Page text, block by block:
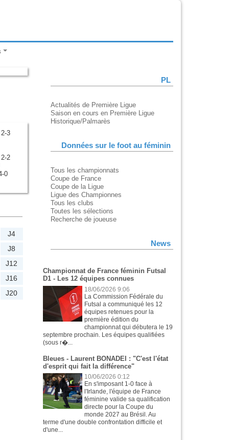
3
2
0
J4
J8
J12
J16
J20
PL
Actualités de Première Ligue
Saison en cours en Première Ligue
Historique/Palmarès
Données sur le foot au féminin
Tous les championnats
Coupe de France
Coupe de la Ligue
Ligue des Championnes
Tous les clubs
Toutes les sélections
Recherche de joueuse
News
Championnat de France féminin Futsal
D1 - Les 12 équipes connues
18/06/2026 9:06
La Commission Fédérale du
Futsal a communiqué les 12
équipes retenues pour la
première édition du
championnat qui débutera le 19
septembre prochain. Les équipes qualifiées
(sous r�...
Bleues - Laurent BONADEI : "C'est l'état
d'esprit qui fait la différence"
10/06/2026 0:12
En s'imposant 1-0 face à
l'Irlande, l'équipe de France
féminine valide sa qualification
directe pour la Coupe du
monde 2027 au Brésil. Au
terme d'une double confrontation difficile et
d'une...